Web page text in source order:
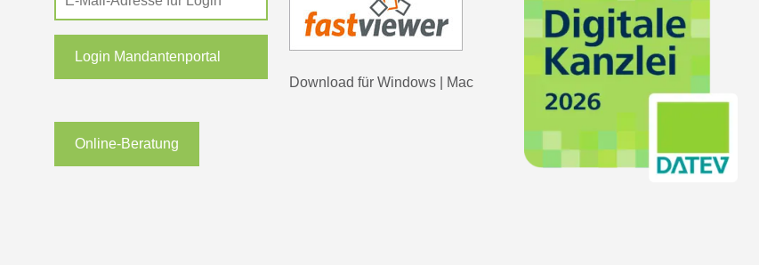
Login Mandantenportal
Online-Beratung
Download für Windows Mac